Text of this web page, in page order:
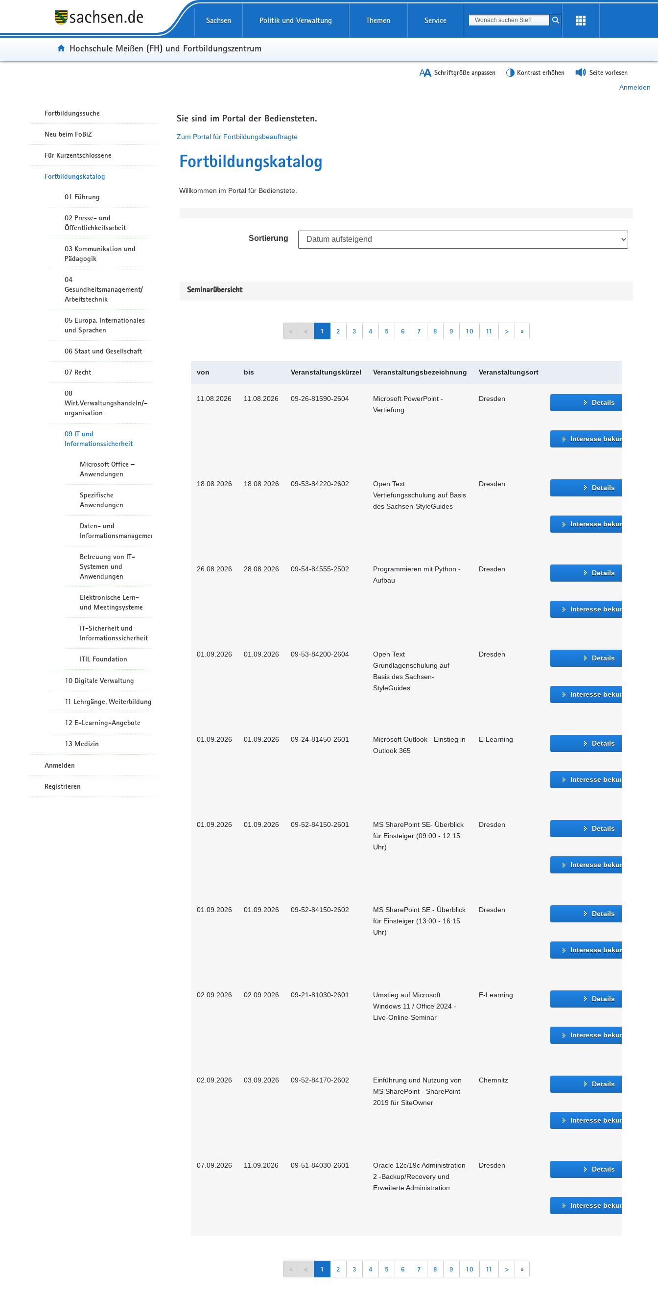
Sachsen Politik und Verwaltung Themen Service Suchbegriff
Suche starten
Portal:
Hochschule Meißen (FH) und Fortbildungszentrum
Schriftgröße anpassen Kontrast erhöhen Seite vorlesen
Anmelden
Fortbildungssuche
Neu beim FoBiZ
Für Kurzentschlossene
Fortbildungskatalog
01 Führung
02 Presse- und
Öffentlichkeitsarbeit
03 Kommunikation und
Pädagogik
04
Gesundheitsmanagement/
Arbeitstechnik
05 Europa, Internationales
und Sprachen
06 Staat und Gesellschaft
07 Recht
08
Wirt.Verwaltungshandeln/-
organisation
09 IT und
Informationssicherheit
Microsoft Office –
Anwendungen
Spezifische
Anwendungen
Daten- und
Informationsmanagement
Betreuung von IT-
Systemen und
Anwendungen
Elektronische Lern-
und Meetingsysteme
IT-Sicherheit und
Informationssicherheit
ITIL Foundation
10 Digitale Verwaltung
11 Lehrgänge, Weiterbildung
12 E-Learning-Angebote
13 Medizin
Anmelden
Registrieren
Sie sind im Portal der Bediensteten.
Zum Portal für Fortbildungsbeauftragte
Fortbildungskatalog
Willkommen im Portal für Bedienstete.
Sortierung
Seminarübersicht
« < 1 2 3 4 5 6 7 8 9 10 11 > »
von bis Veranstaltungskürzel Veranstaltungsbezeichnung Veranstaltungsort
11.08.2026 11.08.2026 09-26-81590-2604
Microsoft PowerPoint -
Vertiefung
Dresden Details
Interesse bekunden
18.08.2026 18.08.2026 09-53-84220-2602
Open Text
Vertiefungsschulung auf Basis
des Sachsen-StyleGuides
Dresden Details
Interesse bekunden
26.08.2026 28.08.2026 09-54-84555-2502
Programmieren mit Python -
Aufbau
Dresden Details
Interesse bekunden
01.09.2026 01.09.2026 09-53-84200-2604
Open Text
Grundlagenschulung auf
Basis des Sachsen-
StyleGuides
Dresden Details
Interesse bekunden
01.09.2026 01.09.2026 09-24-81450-2601
Microsoft Outlook - Einstieg in
Outlook 365
E-Learning Details
Interesse bekunden
01.09.2026 01.09.2026 09-52-84150-2601
MS SharePoint SE- Überblick
für Einsteiger (09:00 - 12:15
Uhr)
Dresden Details
Interesse bekunden
01.09.2026 01.09.2026 09-52-84150-2602
MS SharePoint SE - Überblick
für Einsteiger (13:00 - 16:15
Uhr)
Dresden Details
Interesse bekunden
02.09.2026 02.09.2026 09-21-81030-2601
Umstieg auf Microsoft
Windows 11 / Office 2024 -
Live-Online-Seminar
E-Learning Details
Interesse bekunden
02.09.2026 03.09.2026 09-52-84170-2602
Einführung und Nutzung von
MS SharePoint - SharePoint
2019 für SiteOwner
Chemnitz Details
Interesse bekunden
07.09.2026 11.09.2026 09-51-84030-2601
Oracle 12c/19c Administration
2 -Backup/Recovery und
Erweiterte Administration
Dresden Details
Interesse bekunden
« < 1 2 3 4 5 6 7 8 9 10 11 > »